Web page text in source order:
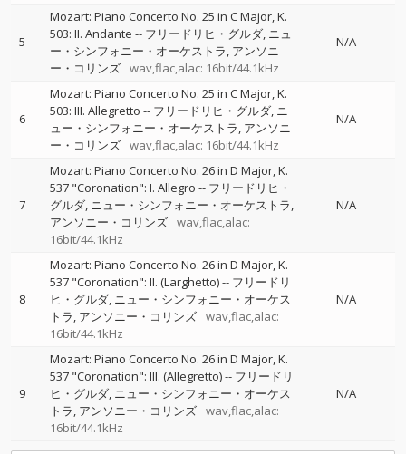
5
Mozart: Piano Concerto No. 25 in C Major, K.
503: II. Andante -- フリードリヒ・グルダ ニュ
ー・シンフォニー・オーケストラ アンソニ
ー・コリンズ wav,flac,alac: 16bit/44.1kHz
N/A
6
Mozart: Piano Concerto No. 25 in C Major, K.
503: III. Allegretto -- フリードリヒ・グルダ ニ
ュー・シンフォニー・オーケストラ アンソニ
ー・コリンズ wav,flac,alac: 16bit/44.1kHz
N/A
7
Mozart: Piano Concerto No. 26 in D Major, K.
537 "Coronation": I. Allegro -- フリードリヒ・
グルダ ニュー・シンフォニー・オーケストラ
アンソニー・コリンズ wav,flac,alac:
16bit/44.1kHz
N/A
8
Mozart: Piano Concerto No. 26 in D Major, K.
537 "Coronation": II. (Larghetto)-- フリードリ
ヒ・グルダ ニュー・シンフォニー・オーケス
トラ アンソニー・コリンズ wav,flac,alac:
16bit/44.1kHz
N/A
9
Mozart: Piano Concerto No. 26 in D Major, K.
537 "Coronation": III. (Allegretto)-- フリードリ
ヒ・グルダ ニュー・シンフォニー・オーケス
トラ アンソニー・コリンズ wav,flac,alac:
16bit/44.1kHz
N/A